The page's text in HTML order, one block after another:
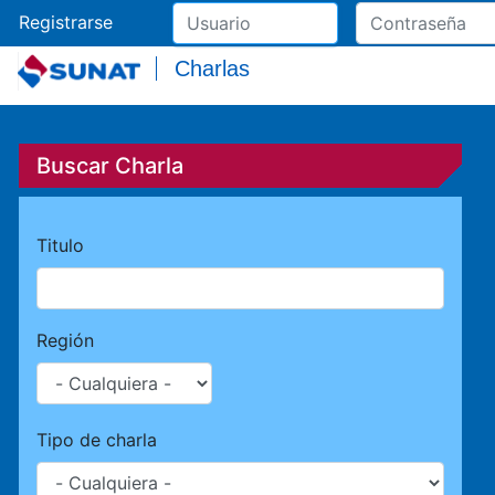
Registrarse
Charlas
Buscar Charla
Titulo
Región
Tipo de charla